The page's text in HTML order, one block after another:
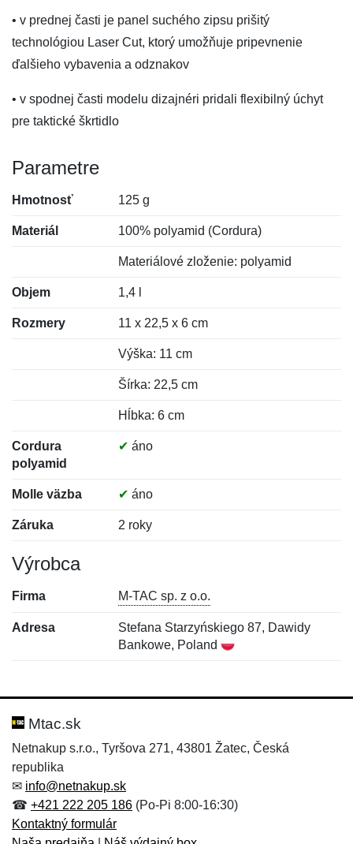
• v prednej časti je panel suchého zipsu prišitý
technológiou Laser Cut, ktorý umožňuje pripevnenie
ďalšieho vybavenia a odznakov
• v spodnej časti modelu dizajnéri pridali flexibilný úchyt
pre taktické škrtidlo
Parametre
Hmotnosť 125 g
Materiál 100% polyamid (Cordura)
Materiálové zloženie: polyamid
Objem 1,4 l
Rozmery 11 x 22,5 x 6 cm
Výška: 11 cm
Šírka: 22,5 cm
Hĺbka: 6 cm
Cordura
polyamid
✔ áno
Molle väzba ✔ áno
Záruka 2 roky
Výrobca
Firma M-TAC sp. z o.o.
Adresa
Stefana Starzyńskiego 87, Dawidy
Bankowe, Poland
Hodnotenie:
Meno:*
Meno:
E-mail:*
Mtac.sk
Netnakup s.r.o., Tyršova 271, 43801 Žatec, Česká
republika
✉ info@netnakup.sk
☎ +421 222 205 186 (Po-Pi 8:00-16:30)
Kontaktný formulár